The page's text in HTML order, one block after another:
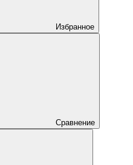
Избранное
Сравнение